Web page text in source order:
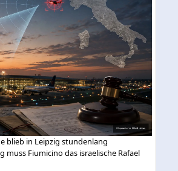
blieb in Leipzig stundenlang
muss Fiumicino das israelische Rafael